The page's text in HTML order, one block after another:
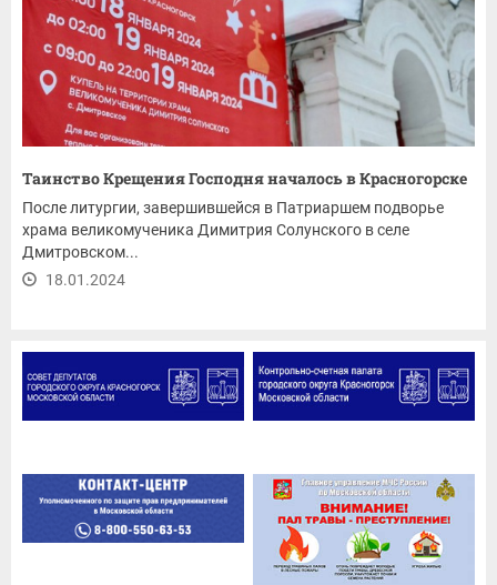
Таинство Крещения Господня началось в Красногорске
После литургии, завершившейся в Патриаршем подворье
храма великомученика Димитрия Солунского в селе
Дмитровском...
18.01.2024